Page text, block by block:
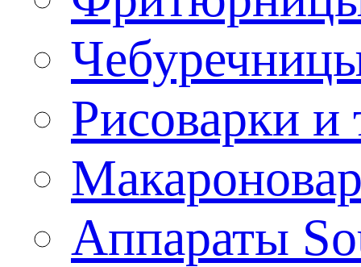
Рисоварки и
Аппараты